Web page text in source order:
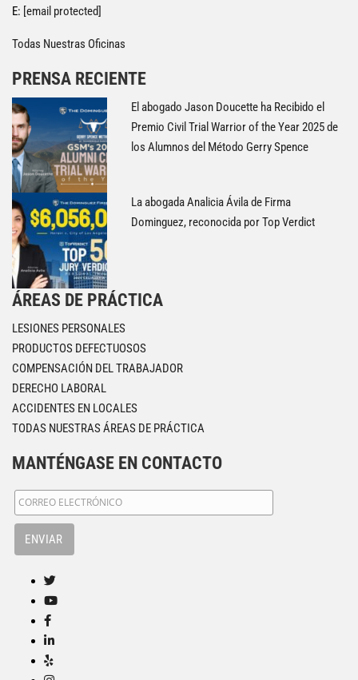
E: [email protected]
Todas Nuestras Oficinas
PRENSA RECIENTE
El abogado Jason Doucette ha Recibido el
Premio Civil Trial Warrior of the Year 2025 de
los Alumnos del Método Gerry Spence
La abogada Analicia Ávila de Firma
Dominguez, reconocida por Top Verdict
ÁREAS DE PRÁCTICA
LESIONES PERSONALES
PRODUCTOS DEFECTUOSOS
COMPENSACIÓN DEL TRABAJADOR
DERECHO LABORAL
ACCIDENTES EN LOCALES
TODAS NUESTRAS ÁREAS DE PRÁCTICA
MANTÉNGASE EN CONTACTO